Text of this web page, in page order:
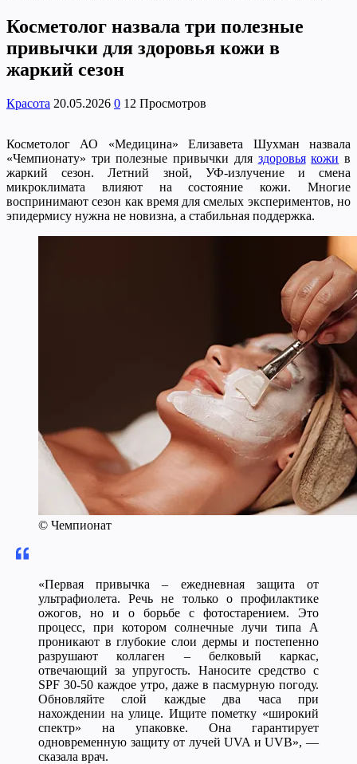
Косметолог назвала три полезные
привычки для здоровья кожи в
жаркий сезон
Красота 20.05.2026 0 12 Просмотров
Косметолог АО «Медицина» Елизавета Шухман назвала
«Чемпионату» три полезные привычки для здоровья кожи в
жаркий сезон. Летний зной, УФ-излучение и смена
микроклимата влияют на состояние кожи. Многие
воспринимают сезон как время для смелых экспериментов, но
эпидермису нужна не новизна, а стабильная поддержка.
© Чемпионат
«Первая привычка – ежедневная защита от
ультрафиолета. Речь не только о профилактике
ожогов, но и о борьбе с фотостарением. Это
процесс, при котором солнечные лучи типа А
проникают в глубокие слои дермы и постепенно
разрушают коллаген – белковый каркас,
отвечающий за упругость. Наносите средство с
SPF 30-50 каждое утро, даже в пасмурную погоду.
Обновляйте слой каждые два часа при
нахождении на улице. Ищите пометку «широкий
спектр» на упаковке. Она гарантирует
одновременную защиту от лучей UVA и UVB», —
сказала врач.